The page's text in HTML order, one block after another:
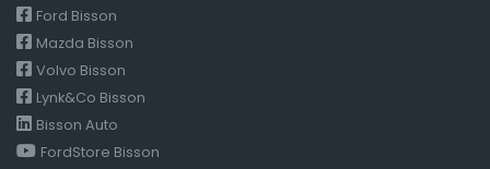
Ford Bisson
Mazda Bisson
Volvo Bisson
Lynk&Co Bisson
Bisson Auto
FordStore Bisson